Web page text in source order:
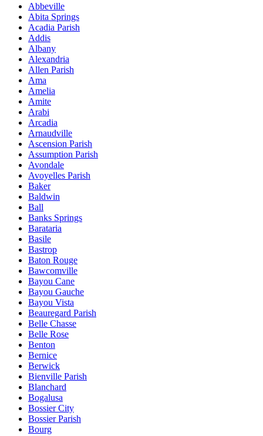
Abbeville
Abita Springs
Acadia Parish
Addis
Albany
Alexandria
Allen Parish
Ama
Amelia
Amite
Arabi
Arcadia
Arnaudville
Ascension Parish
Assumption Parish
Avondale
Avoyelles Parish
Baker
Baldwin
Ball
Banks Springs
Barataria
Basile
Bastrop
Baton Rouge
Bawcomville
Bayou Cane
Bayou Gauche
Bayou Vista
Beauregard Parish
Belle Chasse
Belle Rose
Benton
Bernice
Berwick
Bienville Parish
Blanchard
Bogalusa
Bossier City
Bossier Parish
Bourg